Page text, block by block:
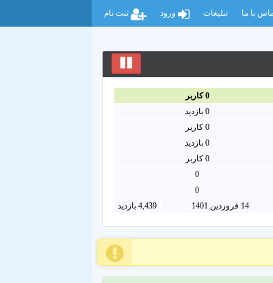
با ما تبلیغات ورود ثبت نام
0کاربر
0بازدید
0 کاربر
0 بازدید
0 کاربر
0
0
14 فروردین 1401 4,439 بازدید